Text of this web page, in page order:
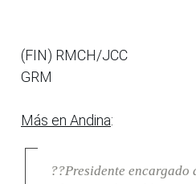
(FIN) RMCH/JCC
GRM
Más en Andina:
??Presidente encargado